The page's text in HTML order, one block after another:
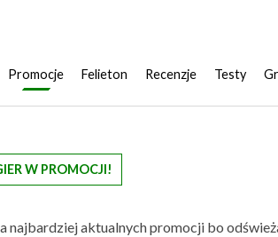
Promocje Felieton Recenzje Testy
W PROMOCJI!
najbardziej aktualnych promocji bo